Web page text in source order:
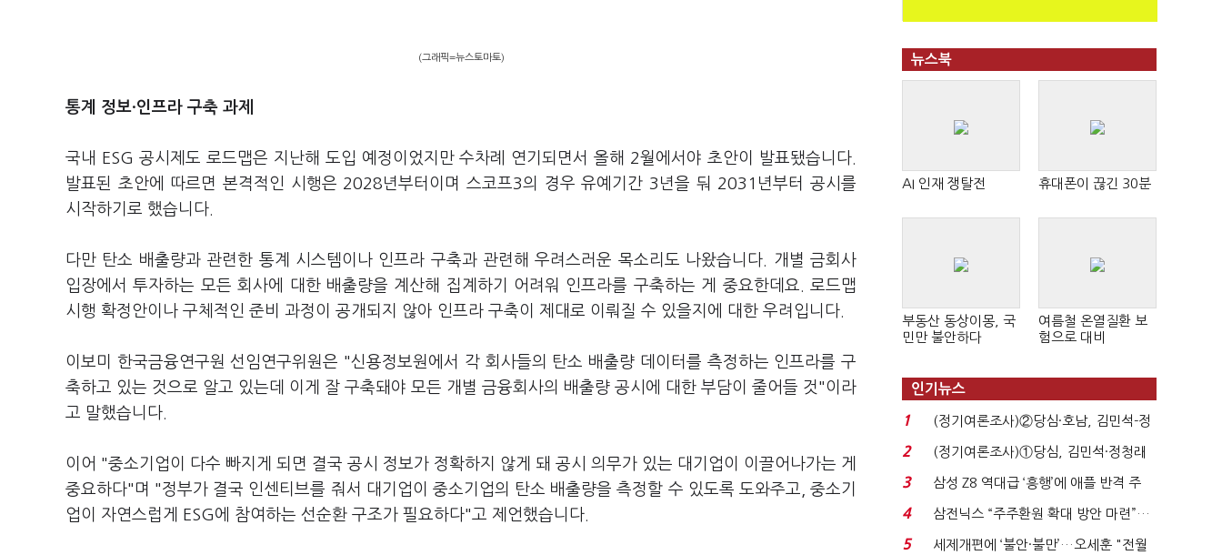
(그래픽=뉴스토마토)
통계 정보·인프라 구축 과제
국내 ESG 공시제도 로드맵은 지난해 도입 예정이었지만 수차례 연기되면서 올해 2월에서야 초안이 발표됐습니다.
발표된 초안에 따르면 본격적인 시행은 2028년부터이며 스코프3의 경우 유예기간 3년을 둬 2031년부터 공시를
시작하기로 했습니다.
다만 탄소 배출량과 관련한 통계 시스템이나 인프라 구축과 관련해 우려스러운 목소리도 나왔습니다. 개별 금회사
입장에서 투자하는 모든 회사에 대한 배출량을 계산해 집계하기 어려워 인프라를 구축하는 게 중요한데요. 로드맵
시행 확정안이나 구체적인 준비 과정이 공개되지 않아 인프라 구축이 제대로 이뤄질 수 있을지에 대한 우려입니다.
이보미 한국금융연구원 선임연구위원은 "신용정보원에서 각 회사들의 탄소 배출량 데이터를 측정하는 인프라를 구
축하고 있는 것으로 알고 있는데 이게 잘 구축돼야 모든 개별 금융회사의 배출량 공시에 대한 부담이 줄어들 것"이라
고 말했습니다.
이어 "중소기업이 다수 빠지게 되면 결국 공시 정보가 정확하지 않게 돼 공시 의무가 있는 대기업이 이끌어나가는 게
중요하다"며 "정부가 결국 인센티브를 줘서 대기업이 중소기업의 탄소 배출량을 측정할 수 있도록 도와주고, 중소기
업이 자연스럽게 ESG에 참여하는 선순환 구조가 필요하다"고 제언했습니다.
뉴스북
AI 인재 쟁탈전 휴대폰이 끊긴 30분
부동산 동상이몽, 국
민만 불안하다
여름철 온열질환 보
험으로 대비
인기뉴스
1
(정기여론조사)②당심·호남, 김민석-정
청래 '초접전'...
2
(정기여론조사)①당심, 김민석·정청래
'초접전'…대통령 ...
3
삼성 Z8 역대급 ‘흥행’에 애플 반격 주
목…9월 ‘폴...
4
삼전닉스 “주주환원 확대 방안 마련”…
로이터에 성명...
5
세제개편에 ‘불안·불만’…오세훈 "전월